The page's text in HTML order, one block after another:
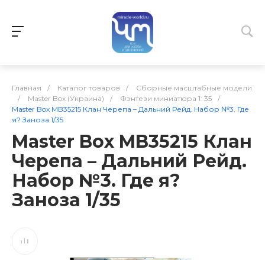
Главная / Каталог товаров /
Сборные масштабные модели
/
Master Box (Украина) / Фэнтези миниатюра 1: 35
/
Master Box MB35215 Клан Черепа – Дальний Рейд. Набор №3. Где
я? Заноза 1/35
Master Box MB35215 Клан
Черепа – Дальний Рейд.
Набор №3. Где я?
Заноза 1/35